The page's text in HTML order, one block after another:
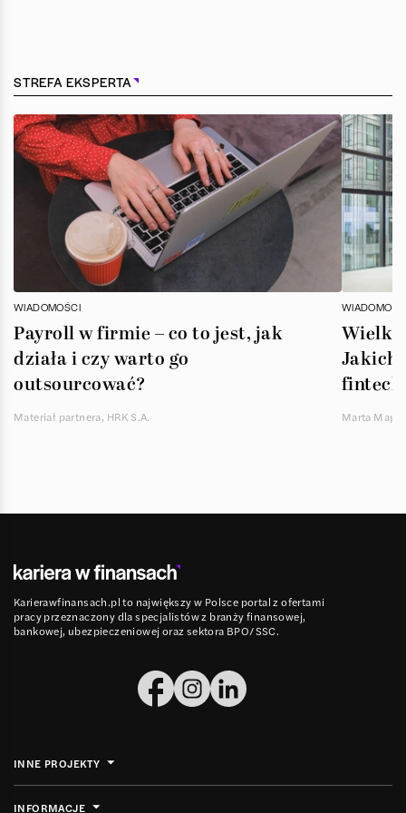
STREFA EKSPERTA
WIADOMOŚCI
Payroll w firmie – co to jest, jak
działa i czy warto go
outsourcować?
Materiał partnera, HRK S.A.
Jakich
Marta
Karierawfinansach.pl to największy w Polsce portal z ofertami
pracy przeznaczony dla specjalistów z branży finansowej,
bankowej, ubezpieczeniowej oraz sektora BPO/SSC.
INNE PROJEKTY
INFORMACJE